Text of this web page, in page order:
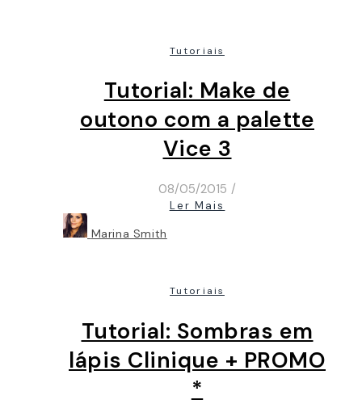
Tutoriais
Tutorial: Make de
outono com a palette
Vice 3
08/05/2015 /
Ler Mais
Marina Smith
Tutoriais
Tutorial: Sombras em
lápis Clinique + PROMO
*